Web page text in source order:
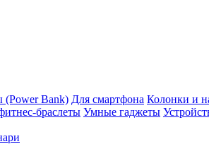
(Power Bank) Для смартфона Колонки и
браслеты Умные гаджеты